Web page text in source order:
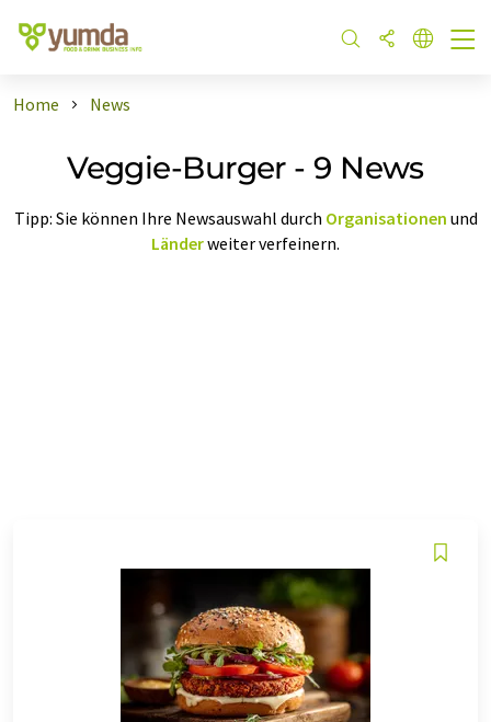
Home News
Veggie-Burger - 9 News
Tipp: Sie können Ihre Newsauswahl durch Organisationen und
Länderweiter verfeinern.